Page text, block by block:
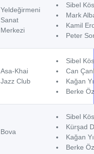
Yeldeğirmeni
Sanat
Merkezi
Sibel
Mark
Kamil
Peter
Asa-Khai
Jazz Club
Sibel
Can
Kağan
Berke
Bova
Sibel
Kürşad
Kağan
Berke